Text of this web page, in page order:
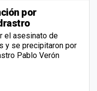
por
el asesinato de
y se precipitaron por
Pablo Verón